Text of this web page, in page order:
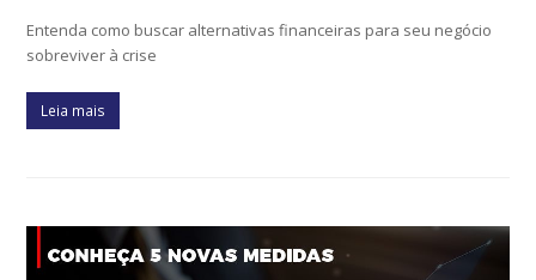
Entenda como buscar alternativas financeiras para seu negócio
sobreviver à crise
Leia mais